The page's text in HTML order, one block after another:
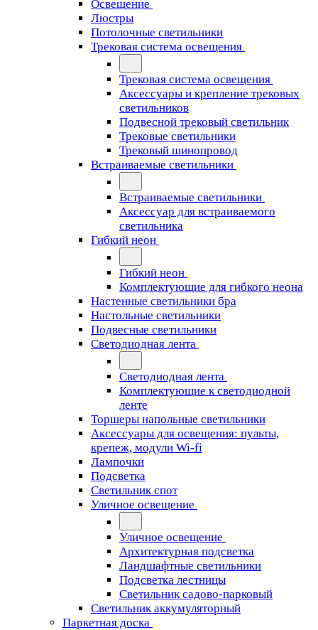
Освещение
Люстры
Потолочные светильники
Трековая система освещения
Трековая система освещения
Аксессуары и крепление трековых
светильников
Подвесной трековый светильник
Трековые светильники
Трековый шинопровод
Встраиваемые светильники
Встраиваемые светильники
Аксессуар для встраиваемого
светильника
Гибкий неон
Гибкий неон
Комплектующие для гибкого неона
Настенные светильники бра
Настольные светильники
Подвесные светильники
Светодиодная лента
Светодиодная лента
Комплектующие к светодиодной
ленте
Торшеры напольные светильники
Аксессуары для освещения: пульты,
крепеж, модули Wi-fi
Лампочки
Подсветка
Светильник спот
Уличное освещение
Уличное освещение
Архитектурная подсветка
Ландшафтные светильники
Подсветка лестницы
Светильник садово-парковый
Светильник аккумуляторный
Паркетная доска